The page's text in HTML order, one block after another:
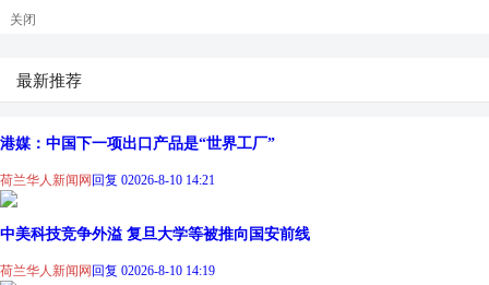
关闭
最新推荐
港媒：中国下一项出口产品是“世界工厂”
荷兰华人新闻网回复 02026-8-10 14:21
中美科技竞争外溢 复旦大学等被推向国安前线
荷兰华人新闻网回复 02026-8-10 14:19